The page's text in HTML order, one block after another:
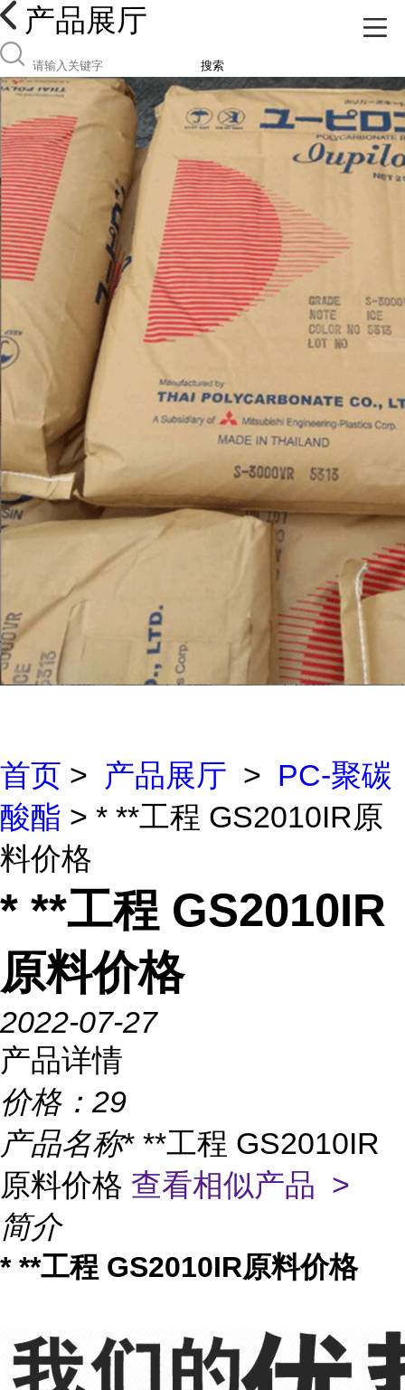
产品展厅
搜索
首页 > 产品展厅 > PC-聚碳
酸酯 > * **工程 GS2010IR原
料价格
* **工程 GS2010IR
原料价格
2022-07-27
产品详情
价格： 29
产品名称* **工程 GS2010IR
原料价格 查看相似产品 >
简介
* **工程 GS2010IR原料价格